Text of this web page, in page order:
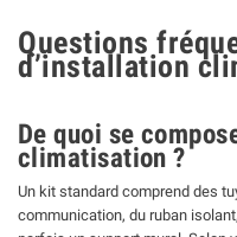
Questions
d’installation
De quoi se
climatisation ?
Un kit standard comprend des
communication, du ruban